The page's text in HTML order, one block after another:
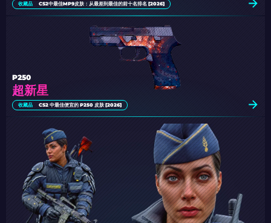
收藏品 CS2中最佳MP9皮肤：从最差到最佳的前十名排名 [2026]
超新星
P250
收藏品 CS2 中最佳便宜的 P250 皮肤 [2026]